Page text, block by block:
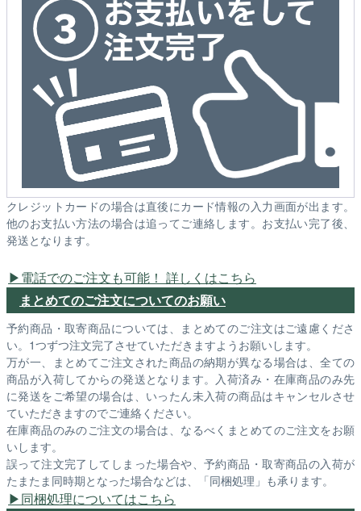
クレジットカードの場合は直後にカード情報の入力画面が出ます。
他のお支払い方法の場合は追ってご連絡します。お支払い完了後、
発送となります。
電話でのご注文も可能！ 詳しくはこちら
まとめてのご注文についてのお願い
予約商品・取寄商品については、まとめてのご注文はご遠慮くださ
い。1つずつ注文完了させていただきますようお願いします。
万が一、まとめてご注文された商品の納期が異なる場合は、全ての
商品が入荷してからの発送となります。入荷済み・在庫商品のみ先
に発送をご希望の場合は、いったん未入荷の商品はキャンセルさせ
ていただきますのでご連絡ください。
在庫商品のみのご注文の場合は、なるべくまとめてのご注文をお願
いします。
誤って注文完了してしまった場合や、予約商品・取寄商品の入荷が
たまたま同時期となった場合などは、「同梱処理」も承ります。
同梱処理についてはこちら